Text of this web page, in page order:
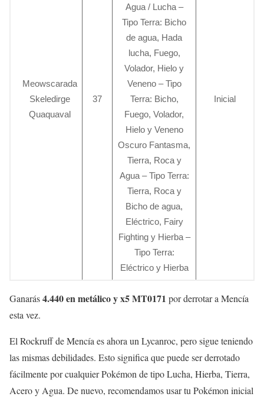
Meowscarada
Skeledirge
Quaquaval
37
Agua / Lucha –
Tipo Terra: Bicho
de agua, Hada
lucha, Fuego,
Volador, Hielo y
Veneno – Tipo
Terra: Bicho,
Fuego, Volador,
Hielo y Veneno
Oscuro Fantasma,
Tierra, Roca y
Agua – Tipo Terra:
Tierra, Roca y
Bicho de agua,
Eléctrico, Fairy
Fighting y Hierba –
Tipo Terra:
Eléctrico y Hierba
Inicial
Ganarás4.440 en metálico y x5 MT0171 por derrotar a Mencía
esta vez.
El Rockruff de Mencía es ahora un Lycanroc, pero sigue teniendo
las mismas debilidades. Esto significa que puede ser derrotado
fácilmente por cualquier Pokémon de tipo Lucha, Hierba, Tierra,
Acero y Agua. De nuevo, recomendamos usar tu Pokémon inicial